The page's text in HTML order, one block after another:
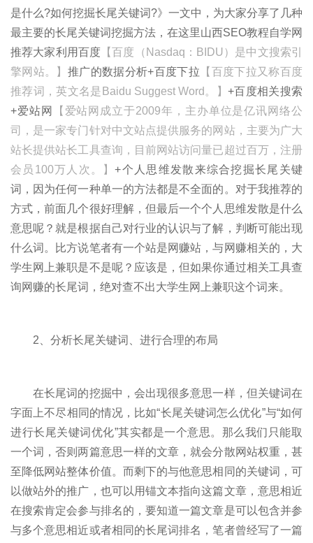
是什么?如何挖掘长尾关键词?》一文中，为大家分享了几种
最主要的长尾关键词挖掘方法，在这里山西SEO教程自学网
推荐大家利用百度 【百度（Nasdaq：BIDU）是中文搜索引
擎网站。】 推广的数据分析+百度下拉 【百度下拉又称百度
推荐词，英文名是Baidu Suggest Word。】+百度相关搜索
+爱站网
【爱站网成立于2009年，主办单位是亿讯网络公
司，是一家专门针对中文站点提供服务的网站，主要为广大
站长提供站长工具查询，目前网站访问量已超过百万，注册
会员100万人次。】+个人思维发散来综合挖掘长尾关键
词，因为任何一种单一的方法都是不全面的。对于我推荐的
方式，前面几个很好理解，但最后一个个人思维发散是什么
意思呢？就是根据自己对行业的认识与了解，判断可能出现
什么词。比方说笔者有一个站是网赚站，与网赚相关的，大
学生网上兼职是不是呢？应该是，但如果你通过相关工具查
询网赚的长尾词，绝对查不出大学生网上兼职这个词来。
2、分析长尾关键词、进行合理的布局
在长尾词的挖掘中，会出现很多意思一样，但关键词在
字面上不尽相同的情况，比如“长尾关键词怎么优化”与“如何
进行长尾关键词优化”其实都是一个意思。那么我们只能取
一个词，否则两篇意思一样的文章，就会分散网站权重，甚
至降低网站整体价值。而剩下的与他意思相同的关键词，可
以做站外的推广，也可以用锚文本指向这篇文章，意思相近
在搜索肯定会参与排名的，要知道一篇文章是可以包含并参
与多个意思相近或者相同的长尾词排名，笔者曾经写了一篇